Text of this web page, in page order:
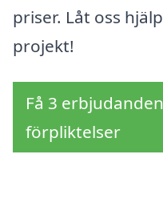
priser. Låt oss
projekt!
Få 3
förpliktelser